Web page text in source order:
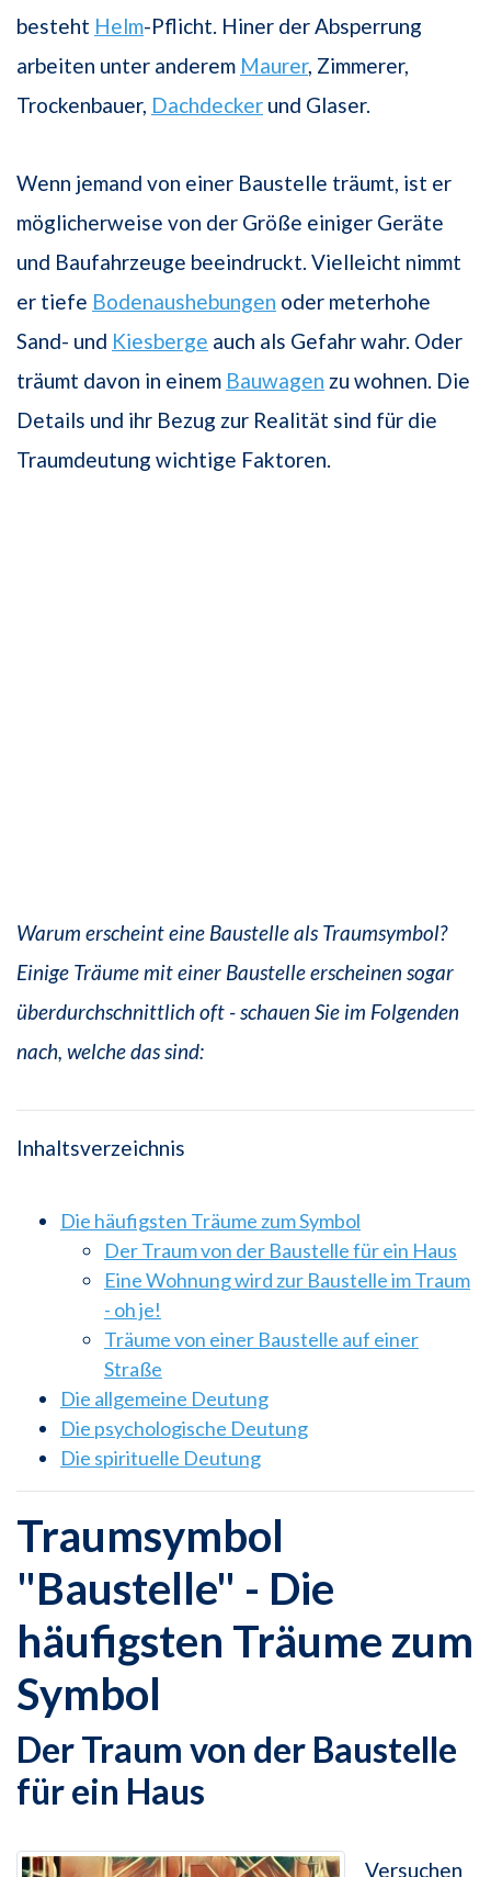
besteht Helm-Pflicht. Hiner der Absperrung
arbeiten unter anderem Maurer, Zimmerer,
Trockenbauer, Dachdecker und Glaser.
Wenn jemand von einer Baustelle träumt, ist er
möglicherweise von der Größe einiger Geräte
und Baufahrzeuge beeindruckt. Vielleicht nimmt
er tiefe Bodenaushebungen oder meterhohe
Sand- und Kiesberge auch als Gefahr wahr. Oder
träumt davon in einem Bauwagen zu wohnen. Die
Details und ihr Bezug zur Realität sind für die
Traumdeutung wichtige Faktoren.
Warum erscheint eine Baustelle als Traumsymbol?
Einige Träume mit einer Baustelle erscheinen sogar
überdurchschnittlich oft - schauen Sie im Folgenden
nach, welche das sind:
Inhaltsverzeichnis
Die häufigsten Träume zum Symbol
Der Traum von der Baustelle für ein Haus
Eine Wohnung wird zur Baustelle im Traum
- oh je!
Träume von einer Baustelle auf einer
Straße
Die allgemeine Deutung
Die psychologische Deutung
Die spirituelle Deutung
Traumsymbol
"Baustelle" - Die
häufigsten Träume zum
Symbol
Der Traum von der Baustelle
für ein Haus
Versuchen